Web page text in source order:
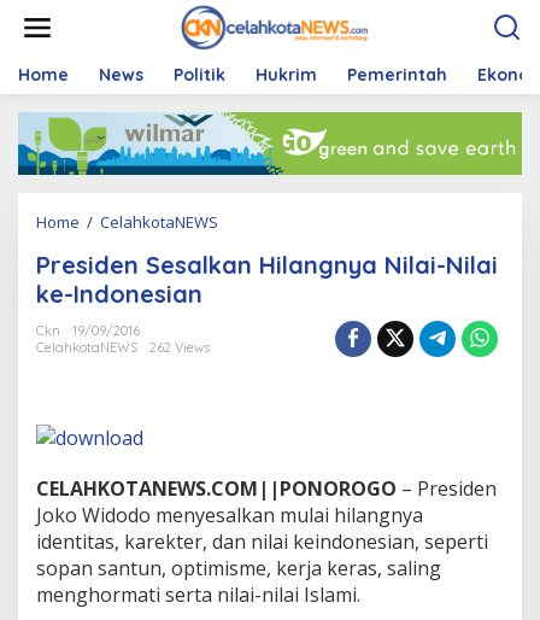
t
Home News Politik Hukrim Pemerintah
Home / CelahkotaNEWS
e
l
a
n
H
i
Presiden Sesalkan Hilangnya Nilai-Nilai
ke-Indonesian
Ckn
19/09/2016
CelahkotaNEWS
262 Views
CELAHKOTANEWS.COM||PONOROGO – Presiden
Joko Widodo menyesalkan mulai hilangnya
identitas, karekter, dan nilai keindonesian, seperti
sopan santun, optimisme, kerja keras, saling
menghormati serta nilai-nilai Islami.